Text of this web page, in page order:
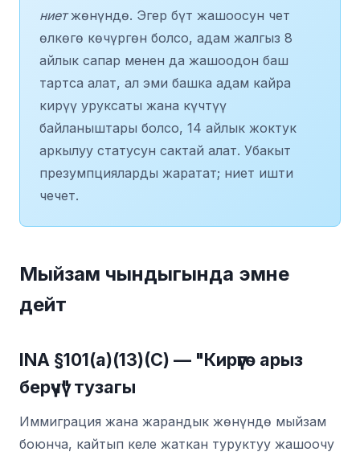
ниетжөнүндө. Эгер бүт жашоосун чет
өлкөгө көчүргөн болсо, адам жалгыз 8
айлык сапар менен да жашоодон баш
тартса алат, ал эми башка адам кайра
кирүү уруксаты жана күчтүү
байланыштары болсо, 14 айлык жоктук
аркылуу статусун сактай алат. Убакыт
презумпцияларды жаратат; ниет ишти
чечет.
Мыйзам чындыгында эмне
дейт
INA §101(a)(13)(C) — "Кирүүгө арыз
берүүчү" тузагы
Иммиграция жана жарандык жөнүндө мыйзам
боюнча, кайтып келе жаткан туруктуу жашоочу